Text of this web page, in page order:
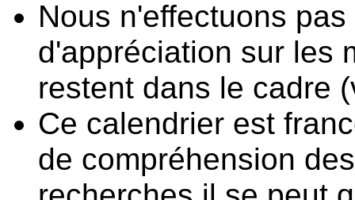
Nous n'effectuons
d'appréciation sur les
restent dans le cadre
Ce calendrier est
de compréhension